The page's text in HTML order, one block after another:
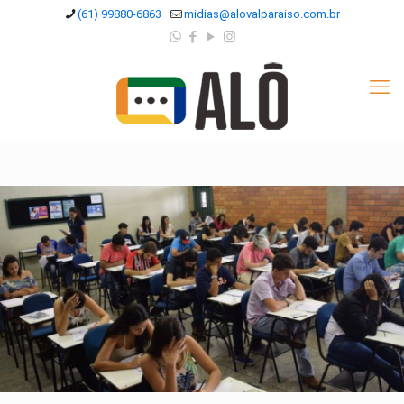
(61) 99880-6863 midias@alovalparaiso.com.br